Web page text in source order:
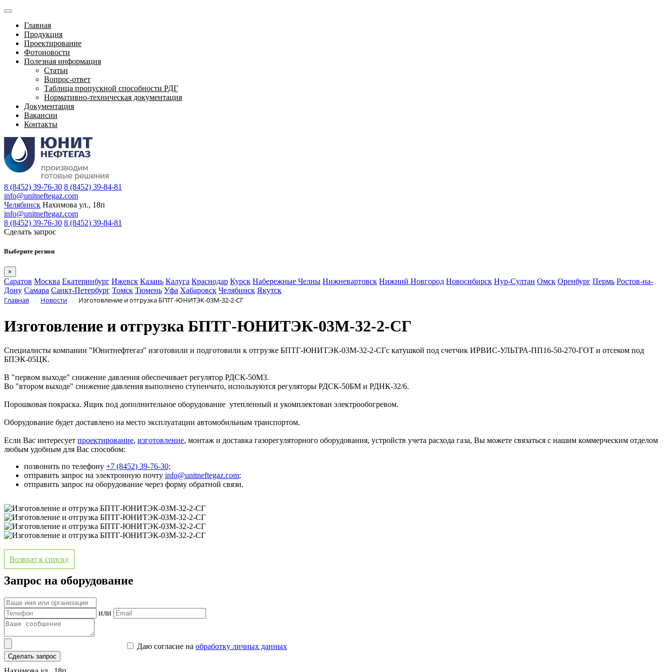
Главная
Продукция
Проектирование
Фотоновости
Полезная информация
Статьи
Вопрос-ответ
Таблица пропускной способности РДГ
Нормативно-техническая документация
Документация
Вакансии
Контакты
8 (8452) 39-76-30 8 (8452) 39-84-81
info@unitneftegaz.com
Челябинск Нахимова ул., 18п
info@unitneftegaz.com
8 (8452) 39-76-30 8 (8452) 39-84-81
Сделать запрос
Выберите регион
×
Саратов Москва Екатеринбург Ижевск Казань Калуга Краснодар Курск Набережные Челны Нижневартовск Нижний Новгород Новосибирск Нур-Султан Омск Оренбург Пермь Ростов-на-
Дону Самара Санкт-Петербург Томск Тюмень Уфа Хабаровск Челябинск Якутск
Главная / Новости / Изготовление и отгрузка БПТГ-ЮНИТЭК-03М-32-2-СГ
Изготовление и отгрузка БПТГ-ЮНИТЭК-03М-32-2-СГ
Специалисты компании "Юнитнефтегаз" изготовили и подготовили к отгрузке БПТГ-ЮНИТЭК-03М-32-2-СГс катушкой под счетчик ИРВИС-УЛЬТРА-ПП16-50-270-ГОТ и отсеком под
БПЭК-05ЦК.
В "первом выходе" снижение давления обеспечивает регулятор РДСК-50М3.
Во "втором выходе" снижение давления выполнено ступенчато, используются регуляторы РДСК-50БМ и РДНК-32/6.
Порошковая покраска. Ящик под дополнительное оборудование утепленный и укомплектован электрообогревом.
Оборудование будет доставлено на место эксплуатации автомобильным транспортом.
Если Вас интересует проектирование, изготовление, монтаж и доставка газорегуляторного оборудования, устройств учета расхода газа, Вы можете связаться с нашим коммерческим отделом
любым удобным для Вас способом:
позвонить по телефону +7 (8452) 39-76-30;
отправить запрос на электронную почту info@unitneftegaz.com;
отправить запрос на оборудование через форму обратной связи.
Возврат к списку
Запрос на оборудование
или
Даю согласие на обработку личных данных
Сделать запрос